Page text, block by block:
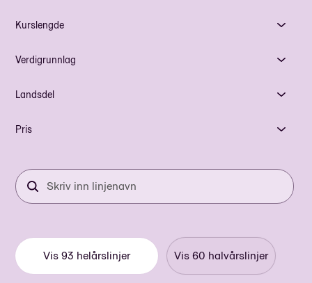
Kurslengde
Verdigrunnlag
Landsdel
Pris
Skriv
inn
linjenavn
Vis93 helårslinjer Vis60 halvårslinjer